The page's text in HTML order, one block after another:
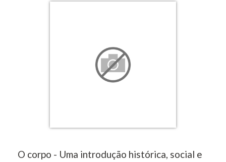
O corpo - Uma introdução histórica, social e